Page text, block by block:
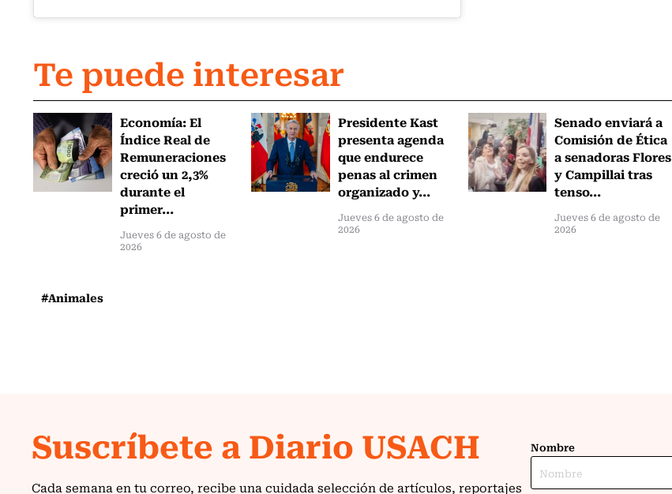
Te puede interesar
Economía: El
Índice Real de
Remuneraciones
creció un 2,3%
durante el
primer...
Jueves 6 de agosto de
2026
Presidente Kast
presenta agenda
que endurece
penas al crimen
organizado y...
Jueves 6 de agosto de
2026
Senado enviará a
Comisión de Ética
a senadoras Flores
y Campillai tras
tenso...
Jueves 6 de agosto de
2026
#Animales